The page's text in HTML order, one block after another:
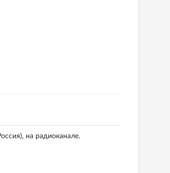
на радиоканале.